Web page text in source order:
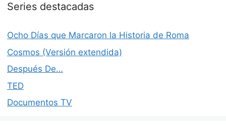
Series destacadas
Ocho Días que Marcaron la Historia de Roma
Cosmos (Versión extendida)
Después De…
TED
Documentos TV